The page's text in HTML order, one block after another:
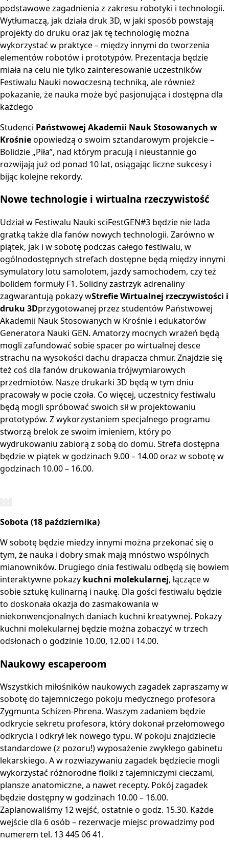
podstawowe zagadnienia z zakresu robotyki i technologii.
Wytłumaczą, jak działa druk 3D, w jaki sposób powstają
projekty do druku oraz jak tę technologię można
wykorzystać w praktyce – między innymi do tworzenia
elementów robotów i prototypów. Prezentacja będzie
miała na celu nie tylko zainteresowanie uczestników
Festiwalu Nauki nowoczesną techniką, ale również
pokazanie, że nauka może być pasjonująca i dostępna dla
każdego
Studenci Państwowej Akademii Nauk Stosowanych w
Krośnieopowiedzą o swoim sztandarowym projekcie –
Bolidzie „Piła”, nad którym pracują i nieustannie go
rozwijają już od ponad 10 lat, osiągając liczne sukcesy i
bijąc kolejne rekordy.
Nowe technologie i wirtualna rzeczywistość
Udział w Festiwalu Nauki sciFestGEN#3 będzie nie lada
gratką także dla fanów nowych technologii. Zarówno w
piątek, jak i w sobotę podczas całego festiwalu, w
ogólnodostępnych strefach dostępne będą między innymi
symulatory lotu samolotem, jazdy samochodem, czy też
bolidem formuły F1. Solidny zastrzyk adrenaliny
zagwarantują pokazy wStrefie Wirtualnej rzeczywistości i
druku 3Dprzygotowanej przez studentów Państwowej
Akademii Nauk Stosowanych w Krośnie i edukatorów
Generatora Nauki GEN. Amatorzy mocnych wrażeń będą
mogli zafundować sobie spacer po wirtualnej desce
strachu na wysokości dachu drapacza chmur. Znajdzie się
też coś dla fanów drukowania trójwymiarowych
przedmiotów. Nasze drukarki 3D będą w tym dniu
pracowały w pocie czoła. Co więcej, uczestnicy festiwalu
będą mogli spróbować swoich sił w projektowaniu
prototypów. Z wykorzystaniem specjalnego programu
stworzą brelok ze swoim imieniem, który po
wydrukowaniu zabiorą z sobą do domu. Strefa dostępna
będzie w piątek w godzinach 9.00 – 14.00 oraz w sobotę w
godzinach 10.00 – 16.00.
Sobota (18 października)
W sobotę będzie miedzy innymi można przekonać się o
tym, że nauka i dobry smak mają mnóstwo wspólnych
mianowników. Drugiego dnia festiwalu odbędą się bowiem
interaktywne pokazy kuchni molekularnej, łączące w
sobie sztukę kulinarną i naukę. Dla gości festiwalu będzie
to doskonała okazja do zasmakowania w
niekonwencjonalnych daniach kuchni kreatywnej. Pokazy
kuchni molekularnej będzie można zobaczyć w trzech
odsłonach o godzinie 10.00, 12.00 i 14.00.
Naukowy escaperoom
Wszystkich miłośników naukowych zagadek zapraszamy w
sobotę do tajemniczego pokoju medycznego profesora
Zygmunta Schizen-Phrena. Waszym zadaniem będzie
odkrycie sekretu profesora, który dokonał przełomowego
odkrycia i odkrył lek nowego typu. W pokoju znajdziecie
standardowe (z pozoru!) wyposażenie zwykłego gabinetu
lekarskiego. A w rozwiazywaniu zagadek będziecie mogli
wykorzystać różnorodne fiolki z tajemniczymi cieczami,
plansze anatomiczne, a nawet recepty. Pokój zagadek
będzie dostępny w godzinach 10.00 – 16.00.
Zaplanowaliśmy 12 wejść, ostatnie o godz. 15.30. Każde
wejście dla 6 osób – rezerwacje miejsc prowadzimy pod
numerem tel. 13 445 06 41.